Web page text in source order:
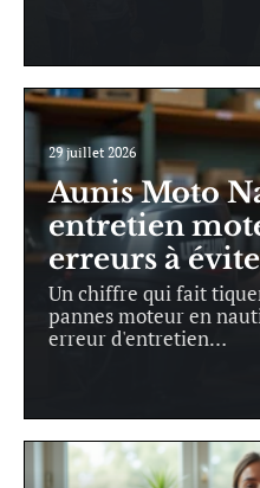
29 juillet 2026
Aunis Moto
entretien
erreurs à
Un chiffre qui fait
pannes moteur en
erreur d'entretien…